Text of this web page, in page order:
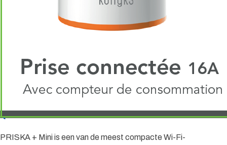
PRISKA + Mini is een van de meest compacte Wi-Fi-